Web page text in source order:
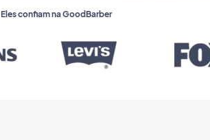
Eles confiam na GoodBarber